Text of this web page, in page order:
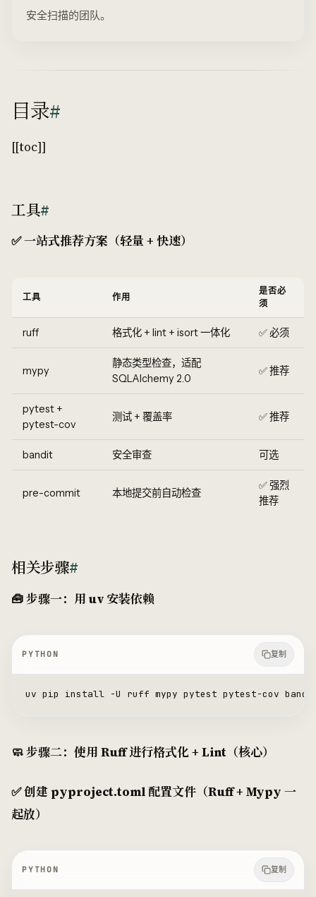
安全扫描的团队。
目录#
[[toc]]
工具#
✅ 一站式推荐方案（轻量 + 快速）
工具 作用
是否必
须
ruff 格式化 + lint + isort 一体化 ✅ 必须
mypy
静态类型检查，适配
SQLAlchemy 2.0
✅ 推荐
pytest +
pytest-cov
测试 + 覆盖率 ✅ 推荐
bandit 安全审查 可选
pre-commit 本地提交前自动检查
✅ 强烈
推荐
相关步骤#
🧰 步骤一：用 uv 安装依赖
PYTHON 复制
uv pip install -U ruff mypy pytest pytest-cov
🧼 步骤二：使用 Ruff 进行格式化 + Lint（核心）
✅ 创建 pyproject.toml 配置文件（Ruff + Mypy 一
起放）
PYTHON 复制